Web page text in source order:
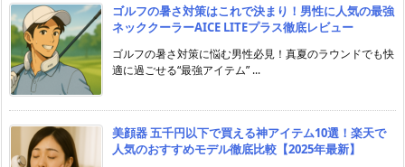
ゴルフの暑さ対策はこれで決まり！男性に人気の最強
ネッククーラーAICE LITEプラス徹底レビュー
ゴルフの暑さ対策に悩む男性必見！真夏のラウンドでも快
適に過ごせる“最強アイテム” ...
美顔器 五千円以下で買える神アイテム10選！楽天で
人気のおすすめモデル徹底比較【2025年最新】